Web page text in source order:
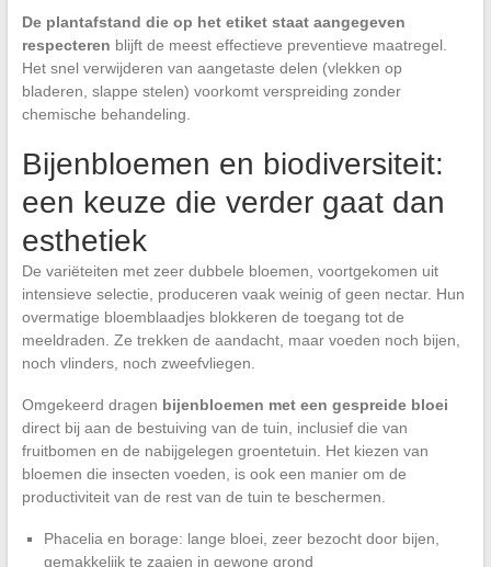
De plantafstand die op het etiket staat aangegeven
respecteren blijft de meest effectieve preventieve maatregel.
Het snel verwijderen van aangetaste delen (vlekken op
bladeren, slappe stelen) voorkomt verspreiding zonder
chemische behandeling.
Bijenbloemen en biodiversiteit:
een keuze die verder gaat dan
esthetiek
De variëteiten met zeer dubbele bloemen, voortgekomen uit
intensieve selectie, produceren vaak weinig of geen nectar. Hun
overmatige bloemblaadjes blokkeren de toegang tot de
meeldraden. Ze trekken de aandacht, maar voeden noch bijen,
noch vlinders, noch zweefvliegen.
Omgekeerd dragen bijenbloemen met een gespreide bloei
direct bij aan de bestuiving van de tuin, inclusief die van
fruitbomen en de nabijgelegen groentetuin. Het kiezen van
bloemen die insecten voeden, is ook een manier om de
productiviteit van de rest van de tuin te beschermen.
Phacelia en borage: lange bloei, zeer bezocht door bijen,
gemakkelijk te zaaien in gewone grond